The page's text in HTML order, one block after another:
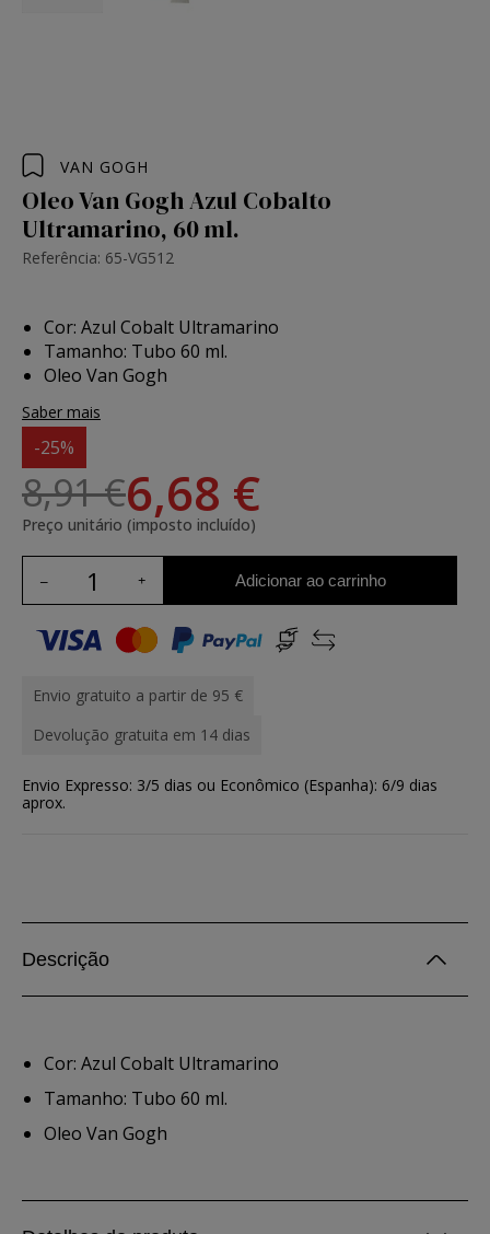
VAN GOGH
Oleo Van Gogh Azul Cobalto
Ultramarino, 60 ml.
Referência: 65-VG512
Cor: Azul Cobalt Ultramarino
Tamanho: Tubo 60 ml.
Oleo Van Gogh
Saber mais
-25%
8,91 €6,68 €
Preço unitário (imposto incluído)
Adicionar ao carrinho
Envio gratuito a partir de 95 €
Devolução gratuita em 14 dias
Envio Expresso: 3/5 dias ou Econômico (Espanha): 6/9 dias
aprox.
Descrição
Cor: Azul Cobalt Ultramarino
Tamanho: Tubo 60 ml.
Oleo Van Gogh